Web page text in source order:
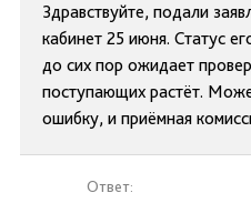
Здравствуйте, подали
кабинет 25 июня. Статус
до сих пор ожидает
поступающих растёт.
ошибку, и приёмная
Ответ: